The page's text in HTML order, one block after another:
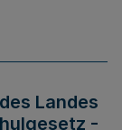
Landes
-